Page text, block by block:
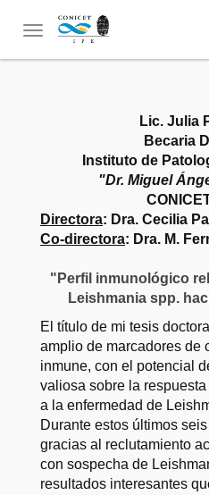
Toggle
Lic. Julia
Becaria
Instituto de
"Dr. Miguel
Directora: Dra. Cecilia
Co-directora: Dra. M.
"Perfil inmunológico
Leishmania spp.
El título de mi tesis
amplio de marcadores de
inmune, con el potencial
valiosa sobre la
a la enfermedad de
Durante estos últimos
gracias al reclutamiento
con sospecha de
resultados interesantes